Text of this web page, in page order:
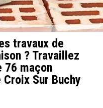
travaux de
? Travaillez
76 maçon
Sur Buchy